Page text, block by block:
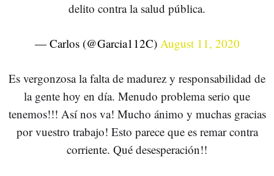
delito contra la salud pública.
— Carlos (@Garcia112C) August 11, 2020
Es vergonzosa la falta de madurez y responsabilidad de
la gente hoy en día. Menudo problema serio que
tenemos!!! Así nos va! Mucho ánimo y muchas gracias
por vuestro trabajo! Esto parece que es remar contra
corriente. Qué desesperación!!